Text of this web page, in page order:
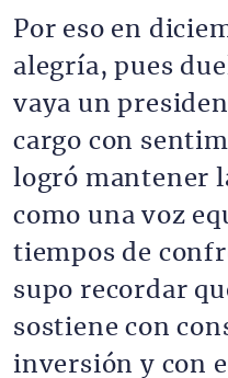
Por eso en
alegría, pues
vaya un
cargo con
logró mantener
como una voz
tiempos de
supo recordar
sostiene con
inversión y con